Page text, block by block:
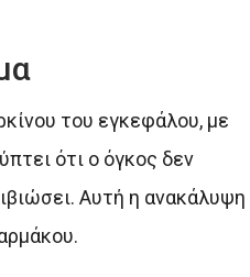
του εγκεφάλου, με
ότι ο όγκος δεν
Αυτή η ανακάλυψη